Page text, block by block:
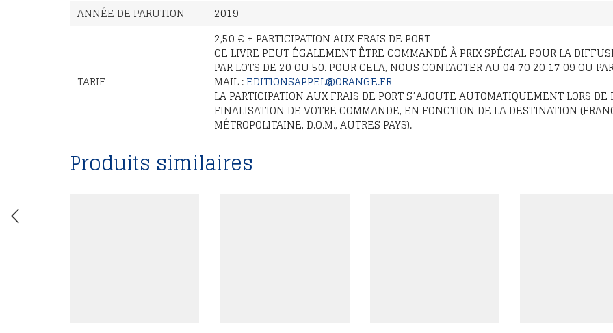
ANNÉE DE PARUTION
2019
TARIF
2,50 € + PARTICIPATION AUX FRAIS DE PORT
CE LIVRE PEUT ÉGALEMENT ÊTRE COMMANDÉ À PRIX SPÉCIAL POUR LA
PAR LOTS DE 20 OU 50. POUR CELA, NOUS CONTACTER AU 04 70 20 17 09 OU
MAIL :EDITIONSAPPEL@ORANGE.FR
LA PARTICIPATION AUX FRAIS DE PORT S’AJOUTE AUTOMATIQUEMENT LORS DE
FINALISATION DE VOTRE COMMANDE, EN FONCTION DE LA DESTINATION
MÉTROPOLITAINE, D.O.M., AUTRES PAYS).
Produits similaires